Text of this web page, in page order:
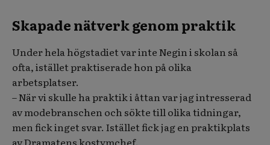
Skapade nätverk genom praktik
Under hela högstadiet var inte Negin i skolan så
ofta, istället praktiserade hon på olika
arbetsplatser.
– När vi skulle ha praktik i åttan var jag intresserad
av modebranschen och sökte till olika tidningar,
men fick inget svar. Istället fick jag en praktikplats
av Dramatens kostymchef.